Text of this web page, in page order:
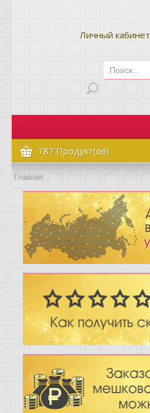
Личный кабинет
Главная
Как сделать заказ
Оплата и доставка
Контакты
Вопрос-ответ
Отзывы
Новости
Статьи
787 Продукт(ов)
Главная